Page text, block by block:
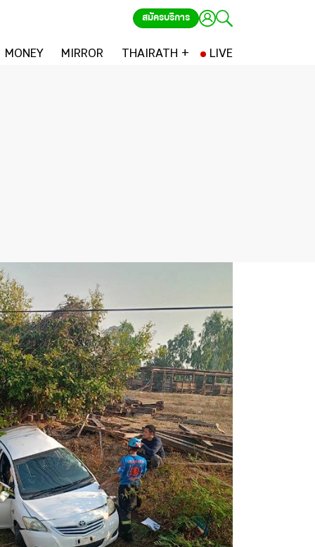
สมัครบริการ
MONEY MIRROR THAIRATH + LIVE